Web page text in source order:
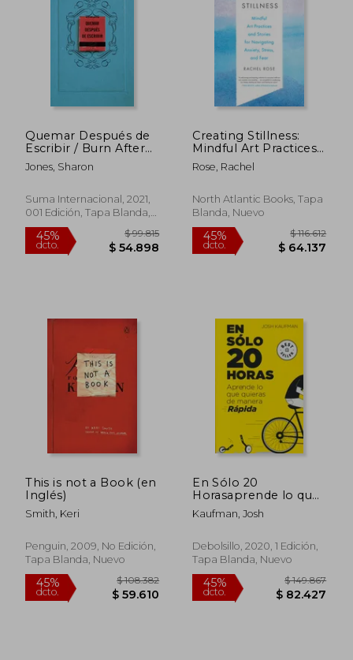
10%
dcto.
45%
dcto.
45%
dcto.
$ 147.097
$ 80.904
45%
dcto.
Quemar Después de
Escribir / Burn After
Writing
Jones, Sharon
Suma Internacional, 2021,
001 Edición, Tapa Blanda,
Nuevo
Creating Stillness:
Mindful Art Practices
and Stories for
Navigating Anxiety,
Inglés)
Rose, Rachel
North Atlantic Books, Tapa
Blanda, Nuevo
This is not a Book (en
Inglés)
Smith, Keri
Penguin, 2009, No Edición,
Tapa Blanda, Nuevo
En Sólo 20
Horasaprende lo que
Quieras de Manera
Rápida
Kaufman, Josh
Debolsillo, 2020, 1 Edición,
Tapa Blanda, Nuevo